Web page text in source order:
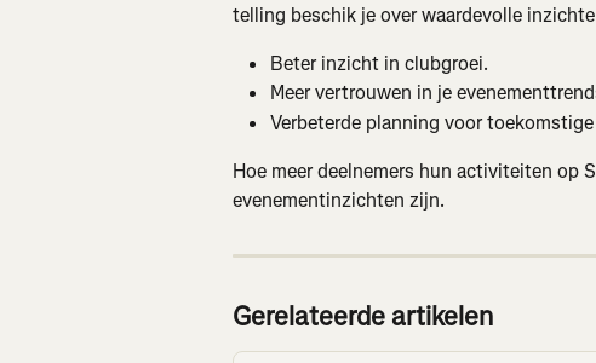
telling beschik je over waardevolle
Beter inzicht in clubgroei.
Meer vertrouwen in je
Verbeterde planning voor
Hoe meer deelnemers hun activiteiten op
evenementinzichten zijn.
Gerelateerde artikelen